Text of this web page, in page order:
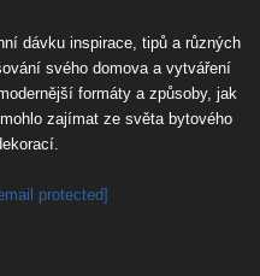
dávku inspirace, tipů a různých
svého domova a vytváření
formáty a způsoby, jak
zajímat ze světa bytového
protected]